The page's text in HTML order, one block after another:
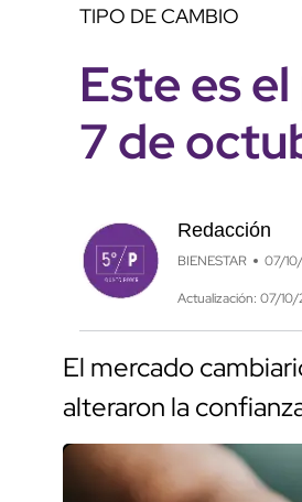
TIPO DE CAMBIO
Este es
7 de
Redacción
BIENESTAR 07/
Actualización: 07/
El mercado
alteraron la